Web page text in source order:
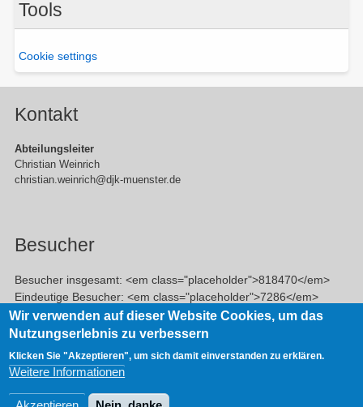
Tools
Cookie settings
Kontakt
Abteilungsleiter
Christian Weinrich
christian.weinrich@djk-muenster.de
Besucher
Besucher insgesamt: <em class="placeholder">818470</em>
Eindeutige Besucher: <em class="placeholder">7286</em>
Veröffentlichte Beiträge: <em class="placeholder">756</em>
Footer
menu
Datenschutzerklärung
Wir verwenden auf dieser Website Cookies, um das
Nutzungserlebnis zu verbessern
Klicken Sie "Akzeptieren", um sich damit einverstanden zu erklären.
Weitere Informationen